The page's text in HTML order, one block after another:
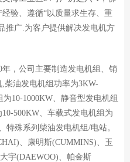
验、遵循“以质量求生存、重
推广.为客户提供解决发电机方
，公司主要制造发电机组、销
柴油发电机组功率为3KW-
10-1000KW、静音型发电机组
500KW、车载式发电机组为
特殊系列柴油发电机组/电站。
、康明斯(CUMMINS)、玉
宇(DAEWOO)、帕金斯